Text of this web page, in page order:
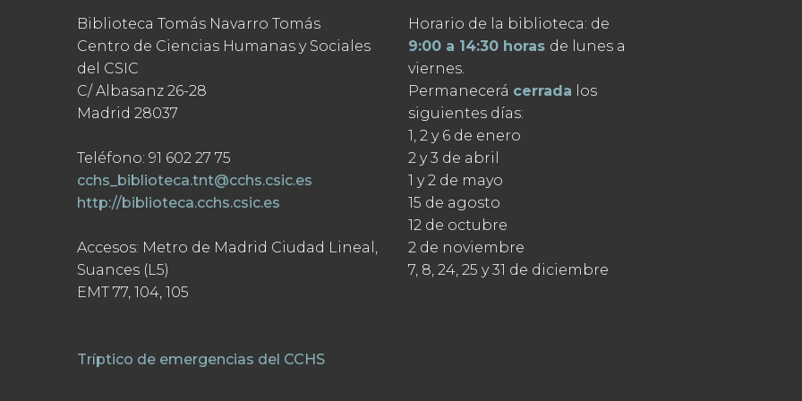
Biblioteca Tomás Navarro Tomás
Centro de Ciencias Humanas y Sociales
del CSIC
C/ Albasanz 26-28
Madrid 28037
Teléfono: 91 602 27 75
cchs_biblioteca.tnt@cchs.csic.es
http://biblioteca.cchs.csic.es
Accesos: Metro de Madrid Ciudad Lineal,
Suances (L5)
EMT 77, 104, 105
Tríptico de emergencias del CCHS
Horario de la biblioteca: de
9:00 a 14:30 horas de lunes a
viernes.
Permanecerá cerrada los
siguientes días:
1, 2 y 6 de enero
2 y 3 de abril
1 y 2 de mayo
15 de agosto
12 de octubre
2 de noviembre
7, 8, 24, 25 y 31 de diciembre